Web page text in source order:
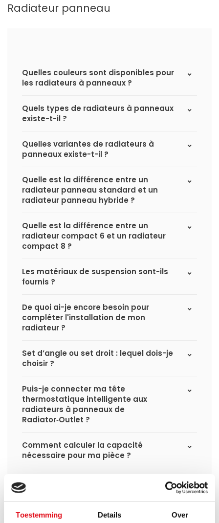
Toestemming Details Over
Radiateur panneau
Quelles couleurs sont disponibles pour
les radiateurs à panneaux ?
Quels types de radiateurs à panneaux
existe-t-il ?
Quelles variantes de radiateurs à
panneaux existe-t-il ?
Quelle est la différence entre un
radiateur panneau standard et un
radiateur panneau hybride ?
Quelle est la différence entre un
radiateur compact 6 et un radiateur
compact 8 ?
Les matériaux de suspension sont-ils
fournis ?
De quoi ai-je encore besoin pour
compléter l'installation de mon
radiateur ?
Set d’angle ou set droit : lequel dois-je
choisir ?
Puis-je connecter ma tête
thermostatique intelligente aux
radiateurs à panneaux de
Radiator‑Outlet ?
Comment calculer la capacité
nécessaire pour ma pièce ?
Quel est le délai de livraison d'un
radiateur à panneaux et quand le
recevrai-je si je passe une commande ?